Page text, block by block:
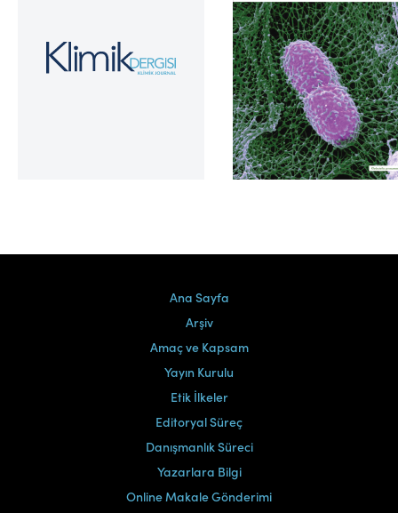
Cilt 39, Sayı 2
Ana Sayfa
Arşiv
Amaç ve Kapsam
Yayın Kurulu
Etik İlkeler
Editoryal Süreç
Danışmanlık Süreci
Yazarlara Bilgi
Online Makale Gönderimi